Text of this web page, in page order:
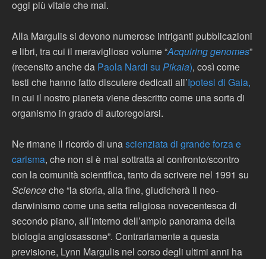
oggi più vitale che mai.
Alla Margulis si devono numerose intriganti pubblicazioni
e libri, tra cui il meraviglioso volume “Acquiring genomes”
(recensito anche da Paola Nardi su Pikaia), così come
testi che hanno fatto discutere dedicati all’Ipotesi di Gaia,
in cui il nostro pianeta viene descritto come una sorta di
organismo in grado di autoregolarsi.
Ne rimane il ricordo di unascienziata di grande forza e
carisma, che non si è mai sottratta al confronto/scontro
con la comunità scientifica, tanto da scrivere nel 1991 su
Scienceche “la storia, alla fine, giudicherà il neo-
darwinismo come una setta religiosa novecentesca di
secondo piano, all’interno dell’ampio panorama della
biologia anglosassone”. Contrariamente a questa
previsione, Lynn Margulis nel corso degli ultimi anni ha